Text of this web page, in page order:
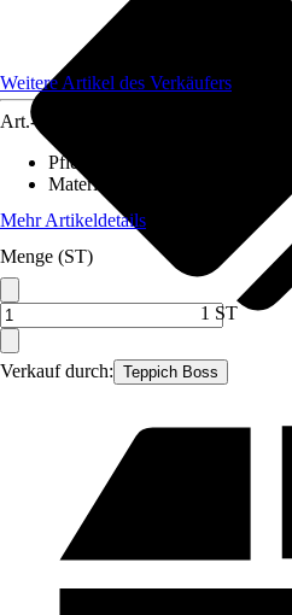
Verkauf durch: Teppich Boss
Weitere Artikel des Verkäufers
Art.-Nr.
Pflegehinweis
Material
Mehr Artikeldetails
Menge (ST)
1 ST